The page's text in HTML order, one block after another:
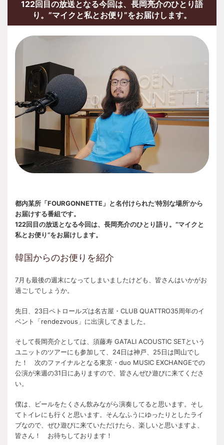
122回目の放送となる今回は、長岡亮介のひとり語
り。”マイクと私とお便り”をお届けします。
都内某所「FOURGONNETTE」と名付けられた’特別な場所’から
お届けする番組です。
122回目の放送となる今回は、長岡亮介のひとり語り。”マイクと
私とお便り”をお届けします。
韓国からのお便りを紹介
7月も最後の週末になってしまいましたけども、皆さんはいかがお
過ごしでしょうか。
先日、23日ペトロールズは名古屋・CLUB QUATTRO35周年のイ
ベント「rendezvous」に出演してきました。
そして長岡亮介としては、須藤寿 GATALI ACOUSTIC SETという
ユニットのツアーにも参加して、24日は神戸、25日は岡山でし
た！ 次のファイナルとなる東京・duo MUSIC EXCHANGEでの
公演が来週の31日にありますので、皆さんぜひ遊びに来てくださ
い。
僕は、ビールをたくさん飲みながら演奏してると思います。そし
てトイレにも行くと思います。そんなふうにゆったりとしたライ
ブなので、ぜひ遊びに来ていただけたら、楽しいと思いますよ、
皆さん！ お待ちしております！